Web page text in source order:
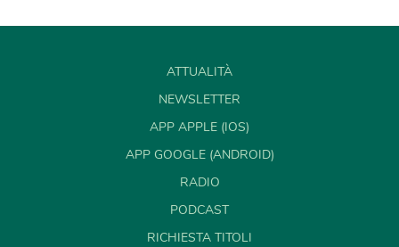
ATTUALITÀ
NEWSLETTER
APP APPLE (IOS)
APP GOOGLE (ANDROID)
RADIO
PODCAST
RICHIESTA TITOLI